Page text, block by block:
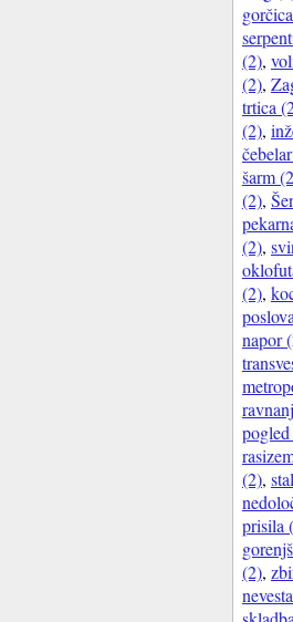
(2),
(2),
trtica
(2),
šarm
(2),
(2),
(2),
napor
(2),
prisila
(2),